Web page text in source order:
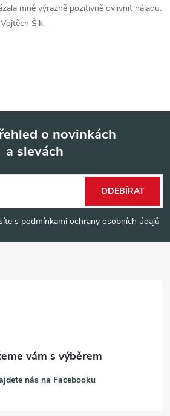
mně výrazně pozitivně ovlivnit náladu.
Šik.
o novinkách
a slevách
s podmínkami ochrany osobních údajů
ODEBÍRAT
nás na Facebooku